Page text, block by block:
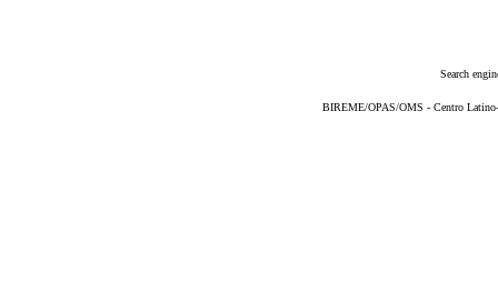
Search
BIREME/OPAS/OMS - Centro Latino-